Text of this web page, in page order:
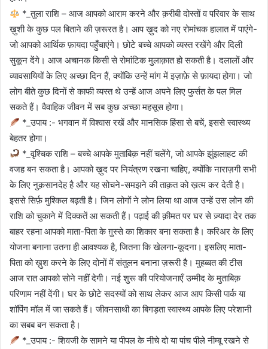
*_तुला राशि – आज आपको आराम करने और क़रीबी दोस्तों व परिवार के साथ
ख़ुशी के कुछ पल बिताने की ज़रूरत है। आप ख़ुद को नए रोमांचक हालात में पाएंगे-
जो आपको आर्थिक फ़ायदा पहुँचाएंगे। छोटे बच्चे आपको व्यस्त रखेंगे और दिली
सुकून देंगे। आज अचानक किसी से रोमांटिक मुलाक़ात हो सकती है। दलालों और
व्यावसायियों के लिए अच्छा दिन हैं, क्योंकि उन्हें मांग में इज़ाफ़े से फ़ायदा होगा। जो
लोग बीते कुछ दिनों से काफी व्यस्त थे उन्हें आज अपने लिए फुर्सत के पल मिल
सकते हैं। वैवाहिक जीवन में सब कुछ अच्छा महसूस होगा।
*_उपाय :- भगवान में विश्वास रखें और मानसिक हिंसा से बचें, इससे स्वास्थ्य
बेहतर होगा।
*_वृश्चिक राशि – बच्चे आपके मुताबिक़ नहीं चलेंगे, जो आपके झुंझलाहट की
वजह बन सकता है। आपको ख़ुद पर नियंत्रण रखना चाहिए, क्योंकि नाराज़गी सभी
के लिए नुक़सानदेह है और यह सोचने-समझने की ताक़त को ख़त्म कर देती है।
इससे सिर्फ़ मुश्किल बढ़ती है। जिन लोगों ने लोन लिया था आज उन्हें उस लोन की
राशि को चुकाने में दिक्कतें आ सकती हैं। पढ़ाई की क़ीमत पर घर से ज़्यादा देर तक
बाहर रहना आपको माता-पिता के ग़ुस्से का शिकार बना सकता है। करिअर के लिए
योजना बनाना उतना ही आवश्यक है, जितना कि खेलना-कूदना। इसलिए माता-
पिता को ख़ुश करने के लिए दोनों में संतुलन बनाना ज़रूरी है। मुहब्बत की टीस
आज रात आपको सोने नहीं देगी। नई शुरू की परियोजनाएँ उम्मीद के मुताबिक़
परिणाम नहीं देंगी। घर के छोटे सदस्यों को साथ लेकर आज आप किसी पार्क या
शॉपिंग मॉल में जा सकते हैं। जीवनसाथी का बिगड़ता स्वास्थ्य आपके लिए परेशानी
का सबब बन सकता है।
*_उपाय :- शिवजी के सामने या पीपल के नीचे दो या पांच पीले नीम्बू रखने से